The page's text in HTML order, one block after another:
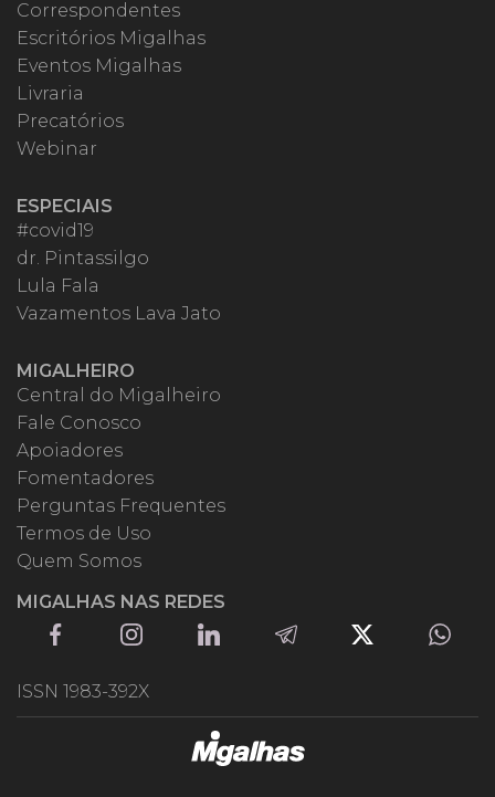
Correspondentes
Escritórios Migalhas
Eventos Migalhas
Livraria
Precatórios
Webinar
ESPECIAIS
#covid19
dr. Pintassilgo
Lula Fala
Vazamentos Lava Jato
MIGALHEIRO
Central do Migalheiro
Fale Conosco
Apoiadores
Fomentadores
Perguntas Frequentes
Termos de Uso
Quem Somos
MIGALHAS NAS REDES
ISSN 1983-392X